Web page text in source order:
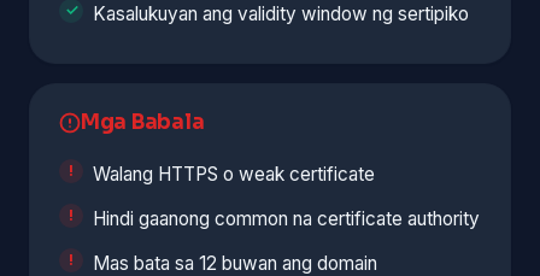
Kasalukuyan ang validity window ng sertipiko
Mga Babala
Walang HTTPS o weak certificate
Hindi gaanong common na certificate authority
Mas bata sa 12 buwan ang domain